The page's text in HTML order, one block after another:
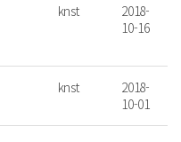
knst
2018-
10-16
knst
2018-
10-01